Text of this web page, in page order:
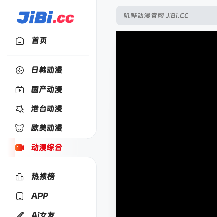
首页
日韩动漫
国产动漫
港台动漫
欧美动漫
动漫综合
热搜榜
APP